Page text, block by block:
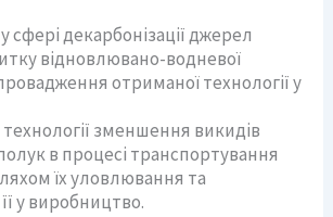
сфері декарбонізації джерел
відновлювано-водневої
отриманої технології у
зменшення викидів
в процесі транспортування
їх уловлювання та
у виробництво.